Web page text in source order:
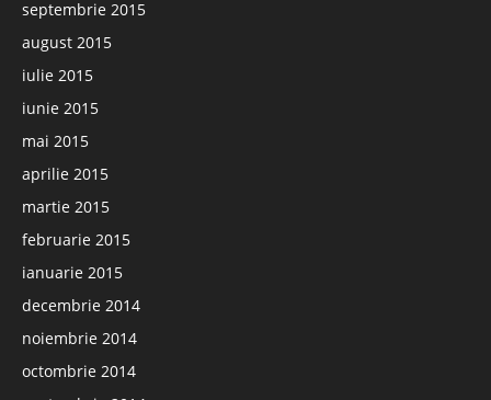
septembrie 2015
august 2015
iulie 2015
iunie 2015
mai 2015
aprilie 2015
martie 2015
februarie 2015
ianuarie 2015
decembrie 2014
noiembrie 2014
octombrie 2014